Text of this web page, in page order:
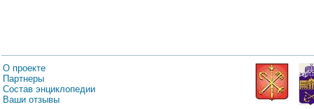
О проекте
Партнеры
Состав энциклопедии
Ваши отзывы